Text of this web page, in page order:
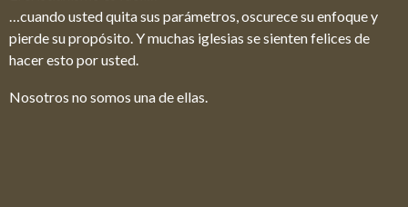
…cuando usted quita sus parámetros, oscurece su enfoque y
pierde su propósito. Y muchas iglesias se sienten felices de
hacer esto por usted.
Nosotros no somos una de ellas.